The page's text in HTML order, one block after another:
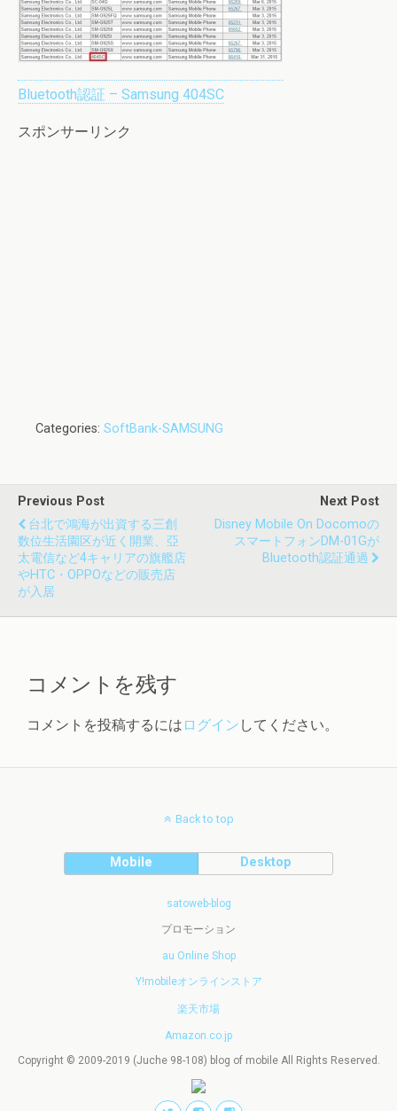
Bluetooth認証 – Samsung 404SC
スポンサーリンク
Categories: SoftBank-SAMSUNG
Previous Post
台北で鴻海が出資する三創
数位生活園区が近く開業、亞
太電信など4キャリアの旗艦店
やHTC・OPPOなどの販売店
が入居
Next Post
Disney Mobile On Docomoの
スマートフォンDM-01Gが
Bluetooth認証通過
コメントを残す
コメントを投稿するには ログイン してください。
Back to top
Mobile Desktop
satoweb-blog
プロモーション
au Online Shop
Y!mobileオンラインストア
楽天市場
Amazon.co.jp
Copyright © 2009-2019 (Juche 98-108) blog of mobile All Rights Reserved.